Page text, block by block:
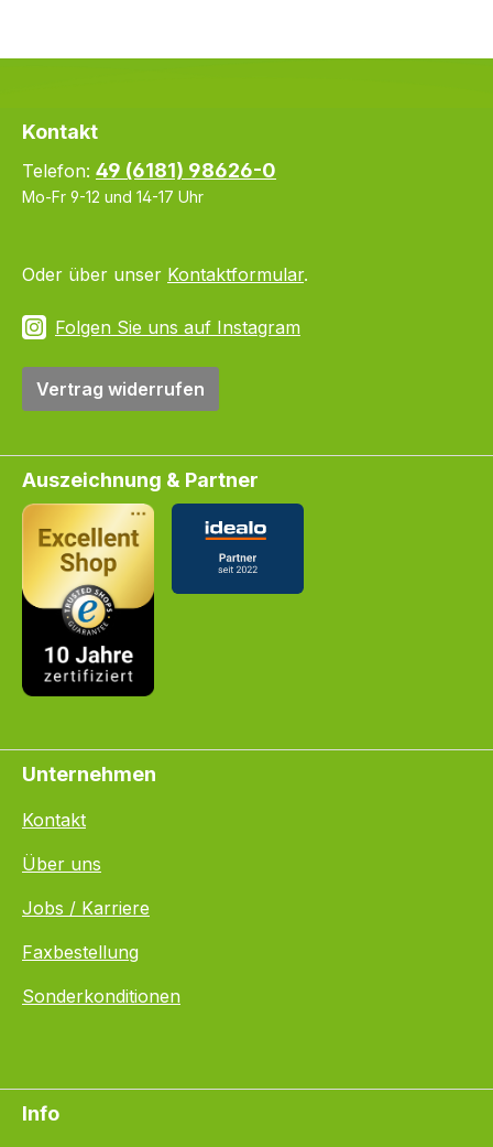
Kontakt
Telefon: 49 (6181) 98626-0
Mo-Fr 9-12 und 14-17 Uhr
Oder über unser Kontaktformular.
Folgen Sie uns auf Instagram
Vertrag widerrufen
Auszeichnung & Partner
Unternehmen
Kontakt
Über uns
Jobs / Karriere
Faxbestellung
Sonderkonditionen
Info